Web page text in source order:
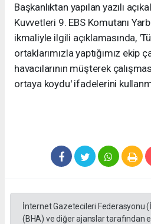
Başkanlıktan yapılan yazılı
Kuvvetleri 9. EBS Komutanı
ikmaliyle ilgili açıklamasında,
ortaklarımızla yaptığımız ekip
havacılarının müşterek
ortaya koydu' ifadelerini
İnternet Gazetecileri Federasyonu
(BHA) ve diğer ajanslar tarafından